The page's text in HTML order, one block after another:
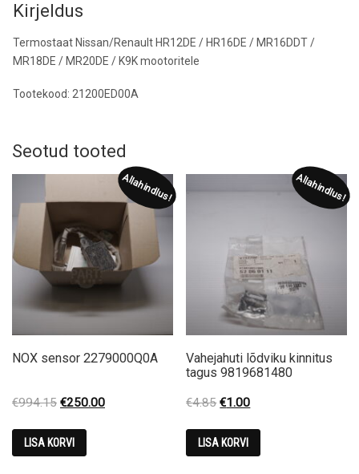
Kirjeldus
Termostaat Nissan/Renault HR12DE / HR16DE / MR16DDT /
MR18DE / MR20DE / K9K mootoritele
Tootekood: 21200ED00A
Seotud tooted
Allahindlus!
NOX sensor 2279000Q0A
€994.15 Original
was:
€994.15.
€250.00Current
LISA KORVI
Allahindlus!
Vahejahuti lõdviku kinnitus
tagus 9819681480
€4.85 Original
was:
€4.85.
€1.00Current
€1.00.
LISA KORVI